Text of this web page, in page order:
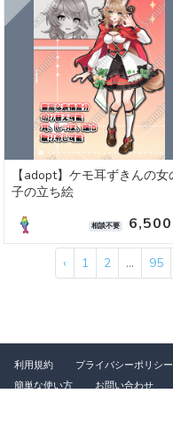
【adopt】ケモ耳ずきんの女
子の立ち絵
相談不要 6,500
‹ 1 2 ... 95
利用規約 プライバシーポリシー
簡単な使い方
お問い合わせ